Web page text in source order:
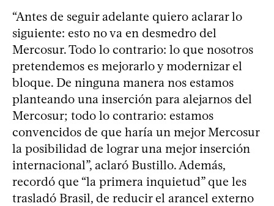
“Antes de seguir adelante quiero aclarar lo
siguiente: esto no va en desmedro del
Mercosur. Todo lo contrario: lo que nosotros
pretendemos es mejorarlo y modernizar el
bloque. De ninguna manera nos estamos
planteando una inserción para alejarnos del
Mercosur; todo lo contrario: estamos
convencidos de que haría un mejor Mercosur
la posibilidad de lograr una mejor inserción
internacional”, aclaró Bustillo. Además,
recordó que “la primera inquietud” que les
trasladó Brasil, de reducir el arancel externo